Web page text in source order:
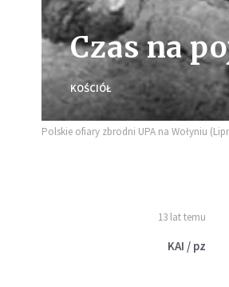
Czas na
KOŚCIÓŁ
Polskie ofiary zbrodni UPA na Wołyniu
13 lat temu
KAI / pz